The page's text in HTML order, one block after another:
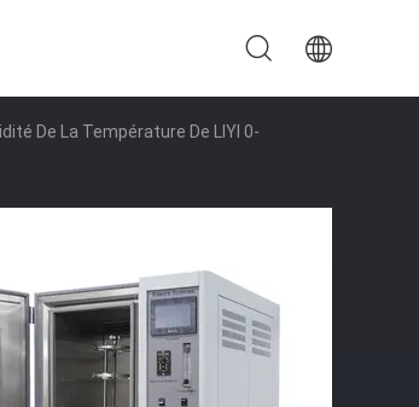
De La Température De LIYI 0-